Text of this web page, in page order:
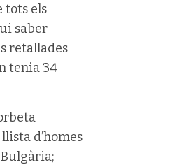
tots els
saber
retallades
tenia 34
d’homes